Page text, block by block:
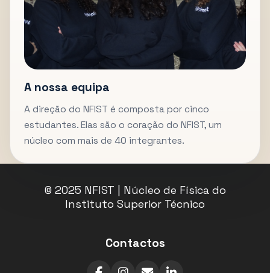
A nossa equipa
A direção do NFIST é composta por cinco
estudantes. Elas são o coração do NFIST, um
núcleo com mais de 40 integrantes.
© 2025 NFIST | Núcleo de Física do
Instituto Superior Técnico
Contactos